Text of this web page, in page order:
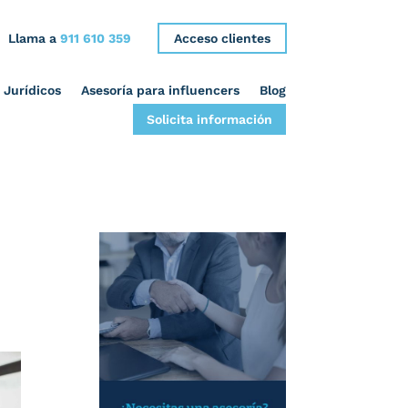
Llama a 911 610 359 Acceso clientes
Jurídicos Asesoría para influencers
Blog
Solicita información